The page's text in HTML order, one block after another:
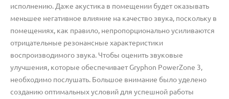
исполнению. Даже акустика в помещении будет оказывать
меньшее негативное влияние на качество звука, поскольку в
помещениях, как правило, непропорционально усиливаются
отрицательные резонансные характеристики
воспроизводимого звука. Чтобы оценить звуковые
улучшения, которые обеспечивает Gryphon PowerZone 3,
необходимо послушать. Большое внимание было уделено
созданию оптимальных условий для успешной работы